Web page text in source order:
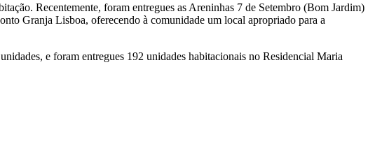
Recentemente, foram entregues as Areninhas 7 de Setembro (Bom Jardim)
Granja Lisboa, oferecendo à comunidade um local apropriado para a
e foram entregues 192 unidades habitacionais no Residencial Maria